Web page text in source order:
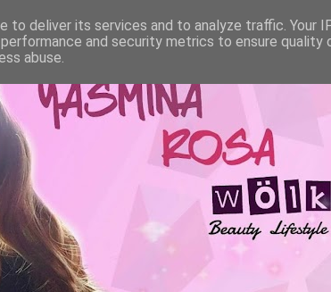
to deliver its services and to analyze traffic. Your
and security metrics to ensure quality
abuse.